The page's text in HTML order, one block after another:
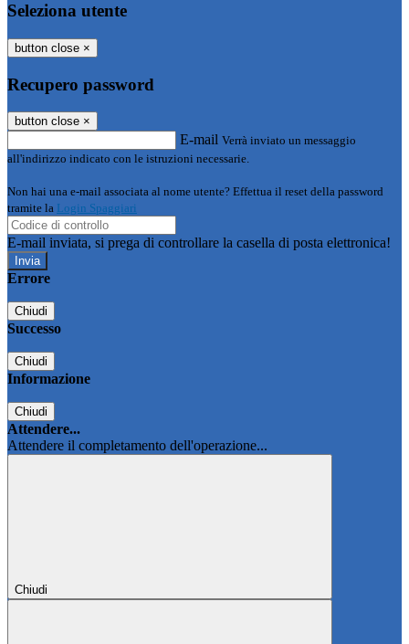
Seleziona utente
button close ×
Recupero password
button close ×
E-mail Verrà inviato un messaggio
all'indirizzo indicato con le istruzioni necessarie.
Non hai una e-mail associata al nome utente? Effettua il reset della password
tramite la Login Spaggiari
E-mail inviata, si prega di controllare la casella di posta elettronica!
Errore
Chiudi
Successo
Chiudi
Informazione
Chiudi
Attendere...
Attendere il completamento dell'operazione...
Chiudi